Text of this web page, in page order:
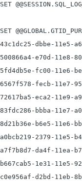
SET
SET
43c1dc25-dbbe-11e5-
500866a4-e70d-11e8-
5fd4db5e-fc00-11e6-
6567f578-fecb-11e7-
72617ba5-eca2-11e9-
83fdc286-bbba-11e7-
8d21b36e-b6e5-11e6-
a0bcb219-2379-11e5-
a7f7b8d7-da4f-11ea-
b667cab5-1e31-11e5-
c0e956af-d2bd-11eb-